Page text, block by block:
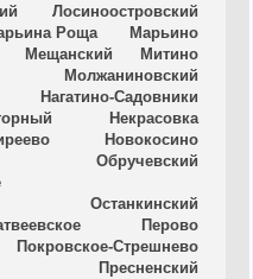
Лосиноостровский
Роща
Марьино
Мещанский
Митино
Молжаниновский
Нагатино-Садовники
Некрасовка
Новокосино
Обручевский
Останкинский
Перово
Покровское-Стрешнево
Пресненский